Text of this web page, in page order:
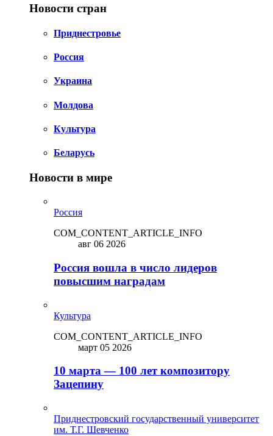
Новости стран
Приднестровье
Россия
Украина
Молдова
Культура
Беларусь
Новости в мире
Россия
COM_CONTENT_ARTICLE_INFO
авг 06 2026
Россия вошла в число лидеров
повысшим наградам
Культура
COM_CONTENT_ARTICLE_INFO
март 05 2026
10 марта — 100 лет композитору
Зацепину
Приднестровский государственный университет
им. Т.Г. Шевченко